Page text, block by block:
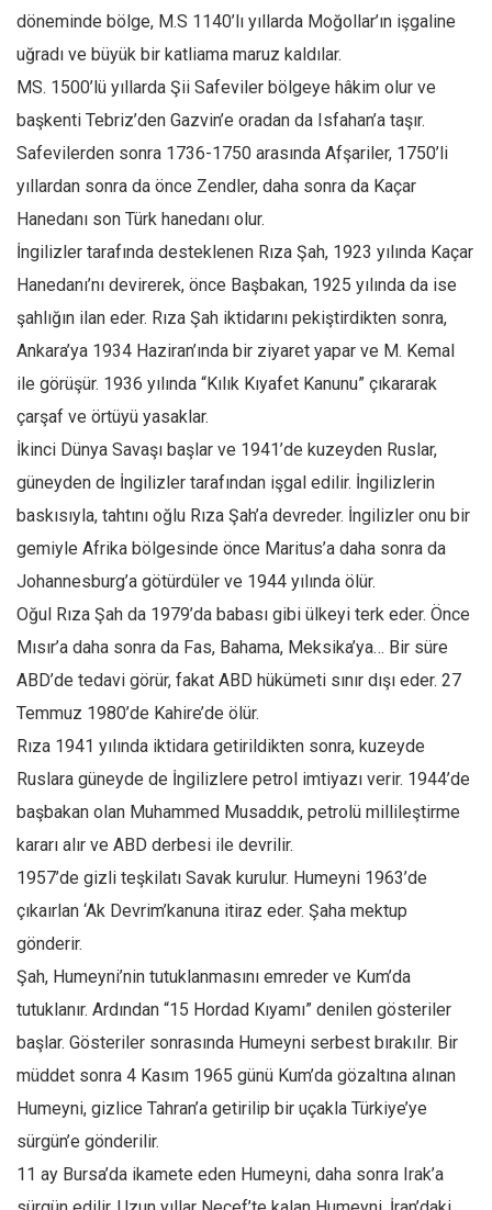
Siyaset
Dünya
Avrupa
Asya
Afrika
İslam Dünyası
Düşünce
Dosyalar
döneminde bölge, M.S 1140’lı yıllarda Moğollar’ın işgaline
uğradı ve büyük bir katliama maruz kaldılar.
MS. 1500’lü yıllarda Şii Safeviler bölgeye hâkim olur ve
başkenti Tebriz’den Gazvin’e oradan da Isfahan’a taşır.
Safevilerden sonra 1736-1750 arasında Afşariler, 1750’li
yıllardan sonra da önce Zendler, daha sonra da Kaçar
Hanedanı son Türk hanedanı olur.
İngilizler tarafında desteklenen Rıza Şah, 1923 yılında Kaçar
Hanedanı’nı devirerek, önce Başbakan, 1925 yılında da ise
şahlığın ilan eder. Rıza Şah iktidarını pekiştirdikten sonra,
Ankara’ya 1934 Haziran’ında bir ziyaret yapar ve M. Kemal
ile görüşür. 1936 yılında “Kılık Kıyafet Kanunu” çıkararak
çarşaf ve örtüyü yasaklar.
İkinci Dünya Savaşı başlar ve 1941’de kuzeyden Ruslar,
güneyden de İngilizler tarafından işgal edilir. İngilizlerin
baskısıyla, tahtını oğlu Rıza Şah’a devreder. İngilizler onu bir
gemiyle Afrika bölgesinde önce Maritus’a daha sonra da
Johannesburg’a götürdüler ve 1944 yılında ölür.
Oğul Rıza Şah da 1979’da babası gibi ülkeyi terk eder. Önce
Mısır’a daha sonra da Fas, Bahama, Meksika’ya… Bir süre
ABD’de tedavi görür, fakat ABD hükümeti sınır dışı eder. 27
Temmuz 1980’de Kahire’de ölür.
Rıza 1941 yılında iktidara getirildikten sonra, kuzeyde
Ruslara güneyde de İngilizlere petrol imtiyazı verir. 1944’de
başbakan olan Muhammed Musaddık, petrolü millileştirme
kararı alır ve ABD derbesi ile devrilir.
1957’de gizli teşkilatı Savak kurulur. Humeyni 1963’de
çıkaırlan ‘Ak Devrim’kanuna itiraz eder. Şaha mektup
gönderir.
Şah, Humeyni’nin tutuklanmasını emreder ve Kum’da
tutuklanır. Ardından “15 Hordad Kıyamı” denilen gösteriler
başlar. Gösteriler sonrasında Humeyni serbest bırakılır. Bir
müddet sonra 4 Kasım 1965 günü Kum’da gözaltına alınan
Humeyni, gizlice Tahran’a getirilip bir uçakla Türkiye’ye
sürgün’e gönderilir.
11 ay Bursa’da ikamete eden Humeyni, daha sonra Irak’a